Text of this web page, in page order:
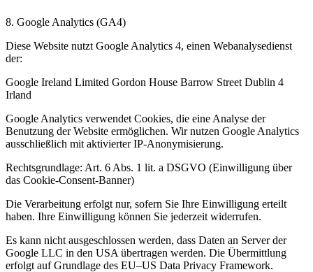
8. Google Analytics (GA4)
Diese Website nutzt Google Analytics 4, einen Webanalysedienst
der:
Google Ireland Limited Gordon House Barrow Street Dublin 4
Irland
Google Analytics verwendet Cookies, die eine Analyse der
Benutzung der Website ermöglichen. Wir nutzen Google Analytics
ausschließlich mit aktivierter IP-Anonymisierung.
Rechtsgrundlage: Art. 6 Abs. 1 lit. a DSGVO (Einwilligung über
das Cookie-Consent-Banner)
Die Verarbeitung erfolgt nur, sofern Sie Ihre Einwilligung erteilt
haben. Ihre Einwilligung können Sie jederzeit widerrufen.
Es kann nicht ausgeschlossen werden, dass Daten an Server der
Google LLC in den USA übertragen werden. Die Übermittlung
erfolgt auf Grundlage des EU–US Data Privacy Framework.